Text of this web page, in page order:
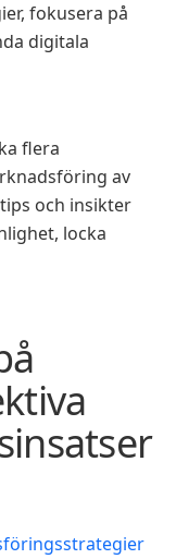
fokusera på
digitala
flera
av
och insikter
locka